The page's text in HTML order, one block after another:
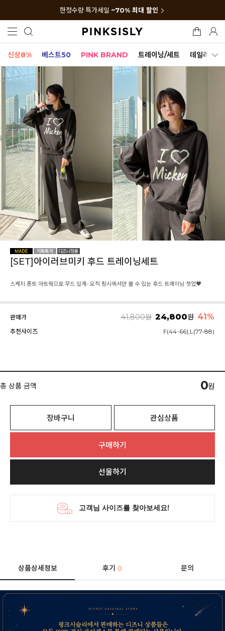
한정수량 특가세일 ~70% 최대 할인
신상8% 베스트50 PINK BRAND 트레이닝/세트 데일리세트
[SET]아이러브미키 후드 트레이닝세트
스케치 폰트 아트웍으로 무드 있게- 오직 핑시에서만 볼 수 있는 후드 트레이닝 셋업♥
판매가 41,800원 24,800원 41%
추천사이즈 F(44-66),L(77-88)
총 상품 금액 0원
장바구니 관심상품
구매하기
선물하기
상품상세정보 후기0 문의